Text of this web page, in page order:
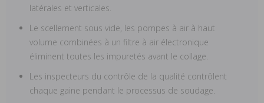
latérales et verticales.
Le scellement sous vide, les pompes à air à haut
volume combinées à un filtre à air électronique
éliminent toutes les impuretés avant le collage.
Les inspecteurs du contrôle de la qualité contrôlent
chaque gaine pendant le processus de soudage.